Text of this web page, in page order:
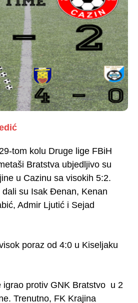
tom kolu Druge lige FBiH
Bratstva ubjedljivo su
u Cazinu sa visokih 5:2.
su Isak Đenan, Kenan
Admir Ljutić i Sejad
poraz od 4:0 u Kiseljaku
igrao protiv GNK Bratstvo u 2
Trenutno, FK Krajina